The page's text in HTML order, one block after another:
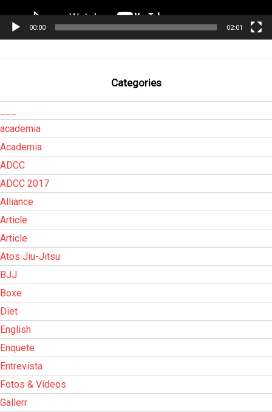
00:00 02:01
Categories
academia
Academia
ADCC
ADCC 2017
Alliance
Article
Article
Atos Jiu-Jitsu
BJJ
Boxe
Diet
English
Enquete
Entrevista
Fotos & Vídeos
Gallerr